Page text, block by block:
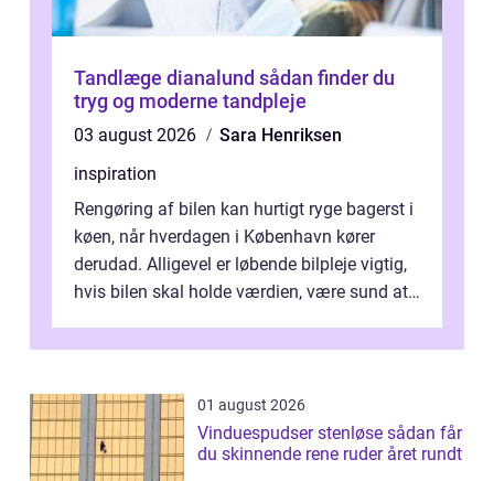
Tandlæge dianalund sådan finder du
tryg og moderne tandpleje
03 august 2026
Sara Henriksen
inspiration
Rengøring af bilen kan hurtigt ryge bagerst i
køen, når hverdagen i København kører
derudad. Alligevel er løbende bilpleje vigtig,
hvis bilen skal holde værdien, være sund at
01 august 2026
Vinduespudser stenløse sådan får
du skinnende rene ruder året rundt